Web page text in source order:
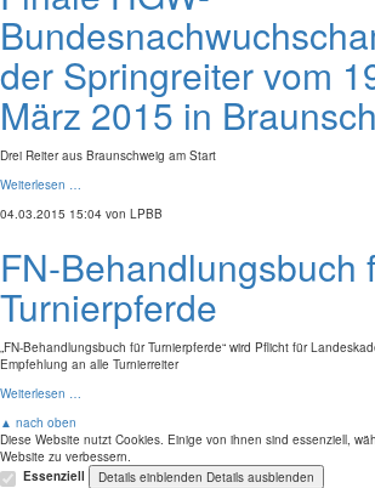
der Springreiter vom
März 2015 in
Drei Reiter aus Braunschweig am Start
Weiterlesen …
04.03.2015 15:04 von LPBB
FN-Behandlungsbuch
Turnierpferde
„FN-Behandlungsbuch für Turnierpferde“ wird Pflicht für
Empfehlung an alle Turnierreiter
Weiterlesen …
▲ nach oben
Diese Website nutzt Cookies. Einige von ihnen sind essenziell,
Website zu verbessern.
Essenziell
Details einblenden Details ausblenden